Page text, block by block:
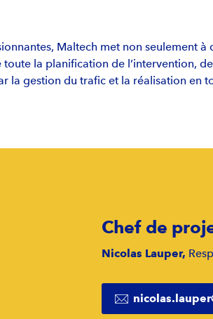
Maltech met non seulement
toute la planification de l’intervention,
la gestion du trafic et la réalisation en
Chef de
Nicolas Lauper,